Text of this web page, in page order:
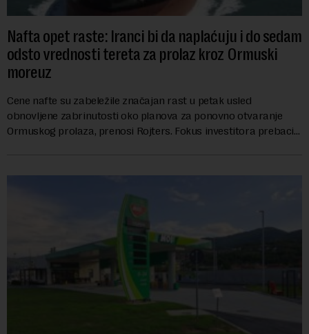
Nafta opet raste: Iranci bi da naplaćuju i do sedam
odsto vrednosti tereta za prolaz kroz Ormuski
moreuz
Cene nafte su zabeležile značajan rast u petak usled
obnovljene zabrinutosti oko planova za ponovno otvaranje
Ormuskog prolaza, prenosi Rojters. Fokus investitora prebacio